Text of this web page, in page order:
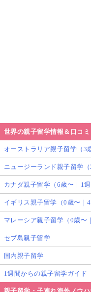
世界の親子留学情報＆口コミ
オーストラリア親子留学（3
ニュージーランド親子留学（
カナダ親子留学（6歳〜｜1週
イギリス親子留学（0歳〜｜4
マレーシア親子留学（0歳〜
セブ島親子留学
国内親子留学
1週間からの親子留学ガイド